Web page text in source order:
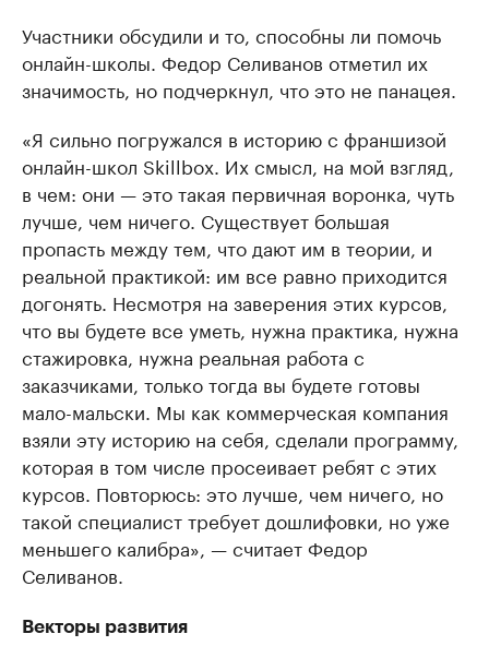
Участники обсудили и то, способны ли помочь
онлайн-школы. Федор Селиванов отметил их
значимость, но подчеркнул, что это не панацея.
«Я сильно погружался в историю с франшизой
онлайн-школ Skillbox. Их смысл, на мой взгляд,
в чем: они — это такая первичная воронка, чуть
лучше, чем ничего. Существует большая
пропасть между тем, что дают им в теории, и
реальной практикой: им все равно приходится
догонять. Несмотря на заверения этих курсов,
что вы будете все уметь, нужна практика, нужна
стажировка, нужна реальная работа с
заказчиками, только тогда вы будете готовы
мало-мальски. Мы как коммерческая компания
взяли эту историю на себя, сделали программу,
которая в том числе просеивает ребят с этих
курсов. Повторюсь: это лучше, чем ничего, но
такой специалист требует дошлифовки, но уже
меньшего калибра», — считает Федор
Селиванов.
Векторы развития